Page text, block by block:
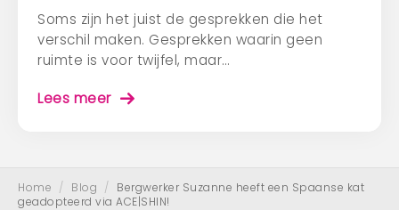
Soms zijn het juist de gesprekken die het
verschil maken. Gesprekken waarin geen
ruimte is voor twijfel, maar…
Lees meer
Home / Blog /
Bergwerker Suzanne heeft een Spaanse kat
geadopteerd via ACE|SHIN!